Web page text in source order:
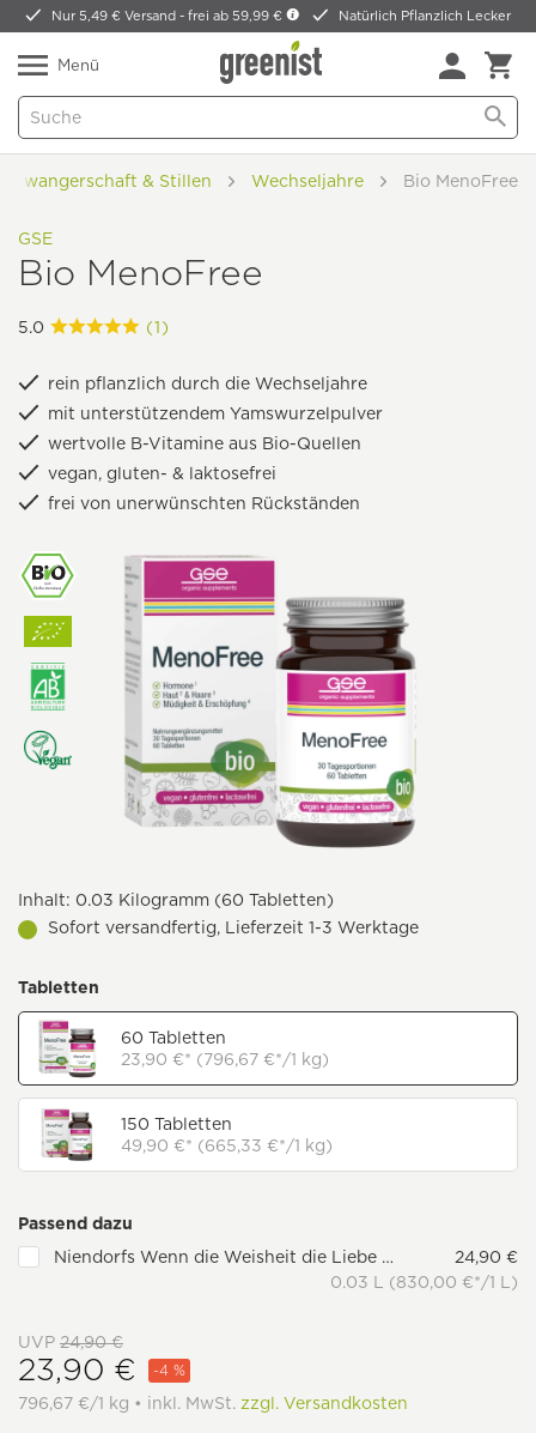
Nur 5,49 € Versand -frei ab 59,99 € Natürlich Pflanzlich Lecker
Menü
& Stillen Wechseljahre Bio MenoFree
GSE
Bio MenoFree
5.0 (1)
rein pflanzlich durch die Wechseljahre
mit unterstützendem Yamswurzelpulver
wertvolle B-Vitamine aus Bio-Quellen
vegan, gluten- & laktosefrei
frei von unerwünschten Rückständen
Inhalt: 0.03 Kilogramm (60 Tabletten)
Sofort versandfertig, Lieferzeit 1-3 Werktage
Tabletten
60 Tabletten
23,90 €* (796,67 €*/1 kg)
150 Tabletten
49,90 €* (665,33 €*/1 kg)
Passend dazu
Niendorfs Wenn die Weisheit die Liebe umarmt
24,90 €
0.03 L (830,00 €*/1 L)
UVP 24,90 €
23,90 € -4 %
796,67 €/1 kg • inkl. MwSt. zzgl. Versandkosten